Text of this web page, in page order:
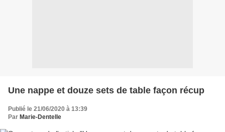
Une nappe et douze sets de table façon récup
Publié le 21/06/2020 à 13:39
Par Marie-Dentelle